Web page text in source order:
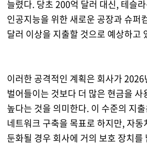
늘렸다. 당초 200억 달러 대신, 테슬
인공지능을 위한 새로운 공장과 슈퍼
달러 이상을 지출할 것으로 예상하고
이러한 공격적인 계획은 회사가 2026
벌어들이는 것보다 더 많은 현금을 사
높다는 것을 의미한다. 이 수준의 지
네트워크 구축을 목표로 하지만, 자동
둔화될 경우 회사에 거의 보호 장치를